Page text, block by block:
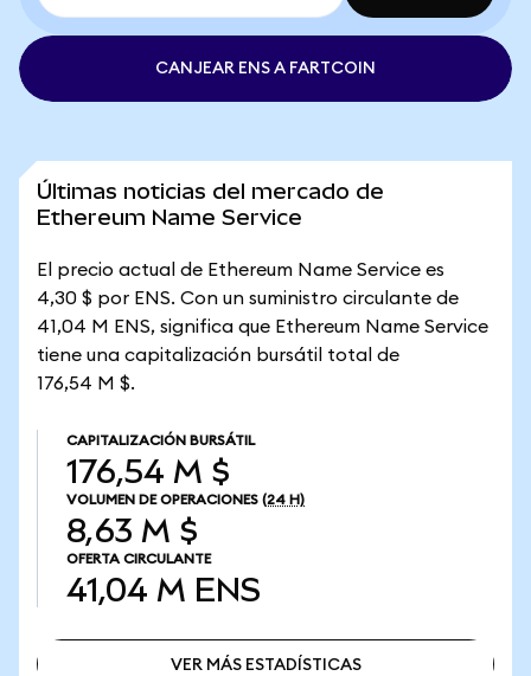
CANJEAR ENS A FARTCOIN
Últimas noticias del mercado de
Ethereum Name Service
El precio actual de Ethereum Name Service es
4,30 $ por ENS. Con un suministro circulante de
41,04 M ENS, significa que Ethereum Name Service
tiene una capitalización bursátil total de
176,54 M $.
CAPITALIZACIÓN BURSÁTIL
176,54 M $
VOLUMEN DE OPERACIONES (24 H)
8,63 M $
OFERTA CIRCULANTE
41,04 M ENS
VER MÁS ESTADÍSTICAS